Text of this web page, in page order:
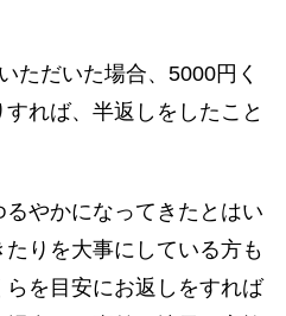
ただいた場合、5000円く
れば、半返しをしたこと
やかになってきたとはい
りを大事にしている方も
を目安にお返しをすれば